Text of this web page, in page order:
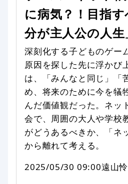
に病気？！目指
分が主人公の人生
深刻化する子どものゲー
原因を探した先に浮かび
は、「みんなと同じ」「
め、将来のために今を犠
んだ価値観だった。ネッ
会で、周囲の大人や学校
がどうあるべきか、「ネ
から離れて考える。
2025/05/30 09:00遠山怜